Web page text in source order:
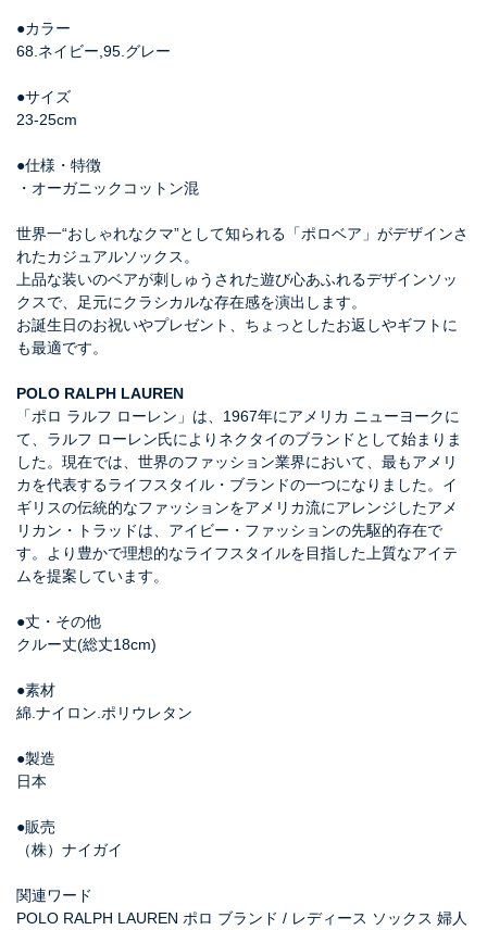
●カラー
68.ネイビー,95.グレー
●サイズ
23-25cm
●仕様・特徴
・オーガニックコットン混
世界一“おしゃれなクマ”として知られる「ポロベア」がデザインさ
れたカジュアルソックス。
上品な装いのベアが刺しゅうされた遊び心あふれるデザインソッ
クスで、足元にクラシカルな存在感を演出します。
お誕生日のお祝いやプレゼント、ちょっとしたお返しやギフトに
も最適です。
POLO RALPH LAUREN
「ポロ ラルフ ローレン」は、1967年にアメリカ ニューヨークに
て、ラルフ ローレン氏によりネクタイのブランドとして始まりま
した。現在では、世界のファッション業界において、最もアメリ
カを代表するライフスタイル・ブランドの一つになりました。イ
ギリスの伝統的なファッションをアメリカ流にアレンジしたアメ
リカン・トラッドは、アイビー・ファッションの先駆的存在で
す。より豊かで理想的なライフスタイルを目指した上質なアイテ
ムを提案しています。
●丈・その他
クルー丈(総丈18cm)
●素材
綿.ナイロン.ポリウレタン
●製造
日本
●販売
（株）ナイガイ
関連ワード
POLO RALPH LAUREN ポロ ブランド / レディース ソックス 婦人